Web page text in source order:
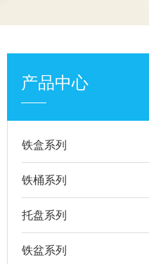
产品中心
铁盒系列
铁桶系列
托盘系列
铁盆系列